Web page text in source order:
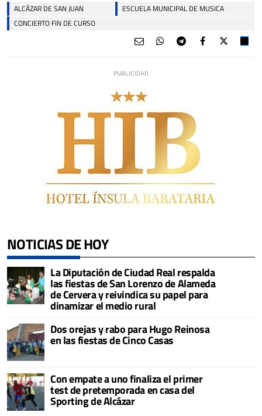
ALCÁZAR DE SAN JUAN
ESCUELA MUNICIPAL DE MUSICA
CONCIERTO FIN DE CURSO
NOTICIAS DE HOY
La Diputación de Ciudad Real respalda
las fiestas de San Lorenzo de Alameda
de Cervera y reivindica su papel para
dinamizar el medio rural
Dos orejas y rabo para Hugo Reinosa
en las fiestas de Cinco Casas
Con empate a uno finaliza el primer
test de pretemporada en casa del
Sporting de Alcázar